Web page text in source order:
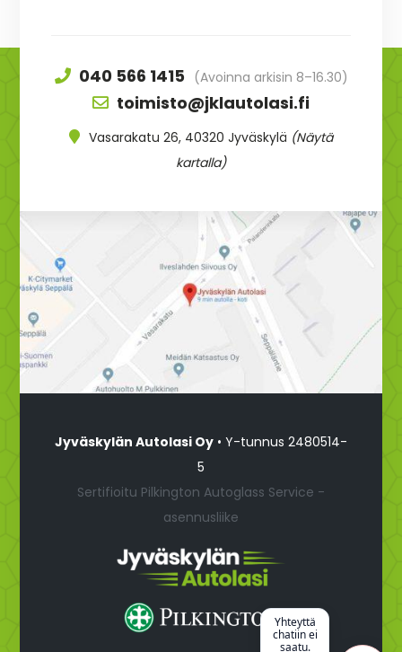
040 566 1415 (Avoinna arkisin 8–16.30)
toimisto@jklautolasi.fi
Vasarakatu 26, 40320 Jyväskylä (Näytä
kartalla)
Jyväskylän Autolasi Oy • Y-tunnus 2480514-
5
Sertifioitu Pilkington Autoglass Service -
asennusliike
Yhteyttä
chatiin ei
saatu.